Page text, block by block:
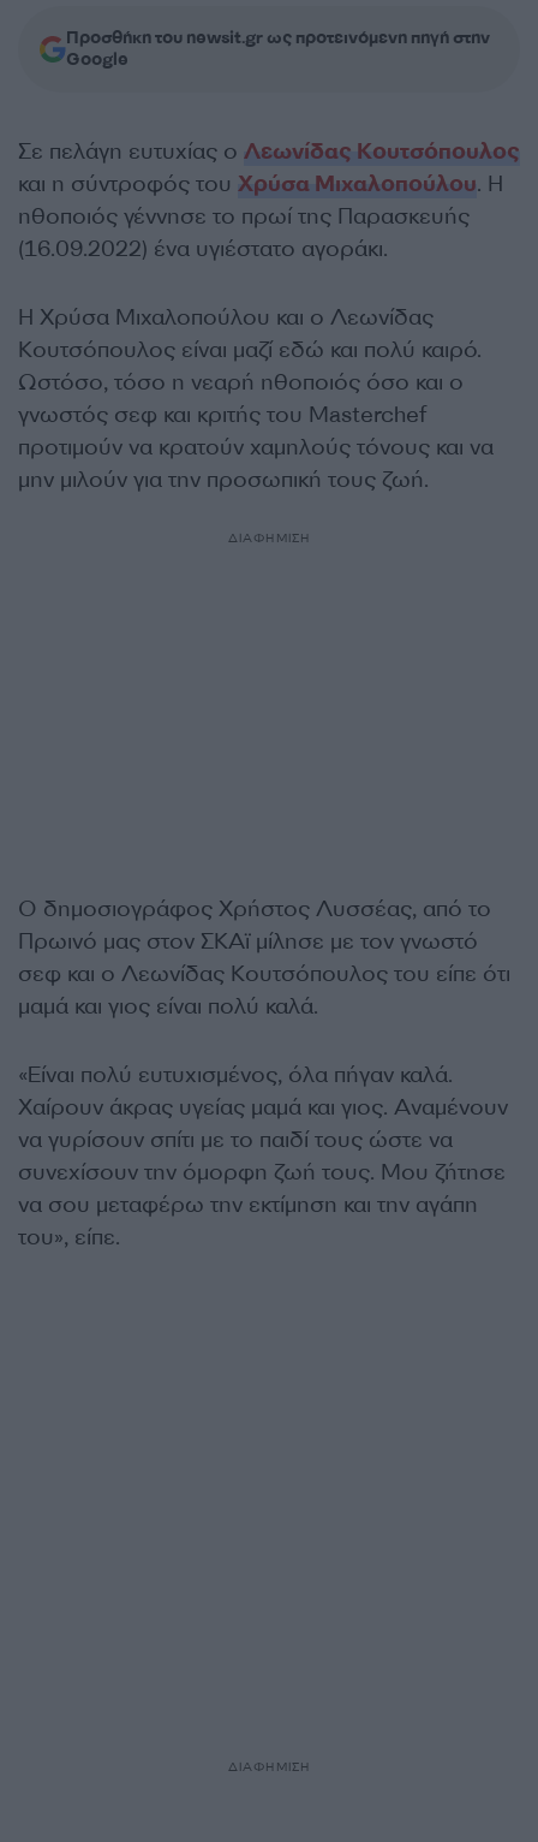
Προσθήκη του newsit.gr ως προτεινόμενη πηγή στην
Google
Σε πελάγη ευτυχίας ο Λεωνίδας Κουτσόπουλος
και η σύντροφός του Χρύσα Μιχαλοπούλου. Η
ηθοποιός γέννησε το πρωί της Παρασκευής
(16.09.2022) ένα υγιέστατο αγοράκι.
Η Χρύσα Μιχαλοπούλου και ο Λεωνίδας
Κουτσόπουλος είναι μαζί εδώ και πολύ καιρό.
Ωστόσο, τόσο η νεαρή ηθοποιός όσο και ο
γνωστός σεφ και κριτής του Masterchef
προτιμούν να κρατούν χαμηλούς τόνους και να
μην μιλούν για την προσωπική τους ζωή.
ΔΙΑΦΗΜΙΣΗ
Ο δημοσιογράφος Χρήστος Λυσσέας, από το
Πρωινό μας στον ΣΚΑϊ μίλησε με τον γνωστό
σεφ και ο Λεωνίδας Κουτσόπουλος του είπε ότι
μαμά και γιος είναι πολύ καλά.
«Είναι πολύ ευτυχισμένος, όλα πήγαν καλά.
Χαίρουν άκρας υγείας μαμά και γιος. Αναμένουν
να γυρίσουν σπίτι με το παιδί τους ώστε να
συνεχίσουν την όμορφη ζωή τους. Μου ζήτησε
να σου μεταφέρω την εκτίμηση και την αγάπη
του», είπε.
ΔΙΑΦΗΜΙΣΗ